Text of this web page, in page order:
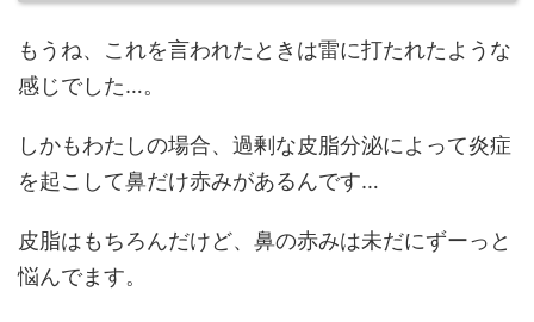
もうね、これを言われたときは雷に打たれたような
感じでした…。
しかもわたしの場合、過剰な皮脂分泌によって炎症
を起こして鼻だけ赤みがあるんです…
皮脂はもちろんだけど、鼻の赤みは未だにずーっと
悩んでます。